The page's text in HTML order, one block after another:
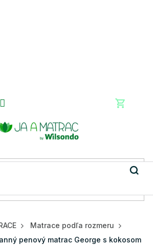
Matrace podľa rozmeru
penový matrac George s kokosom